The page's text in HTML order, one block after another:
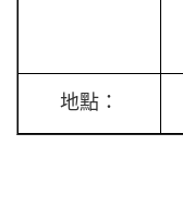
地點：